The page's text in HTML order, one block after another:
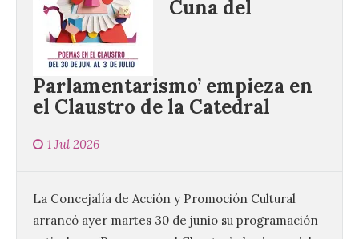
Cuna del
Parlamentarismo’ empieza en
el Claustro de la Catedral
1 Jul 2026
La Concejalía de Acción y Promoción Cultural
arrancó ayer martes 30 de junio su programación